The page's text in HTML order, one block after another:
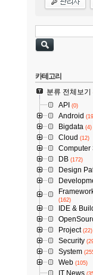
카테고리
분류 전체보기
API (0)
Android
Bigdata (4)
Cloud (12)
Computer
DB (172)
Design
(162)
IDE &
Project(22)
Security
System
Web (105)
IT News